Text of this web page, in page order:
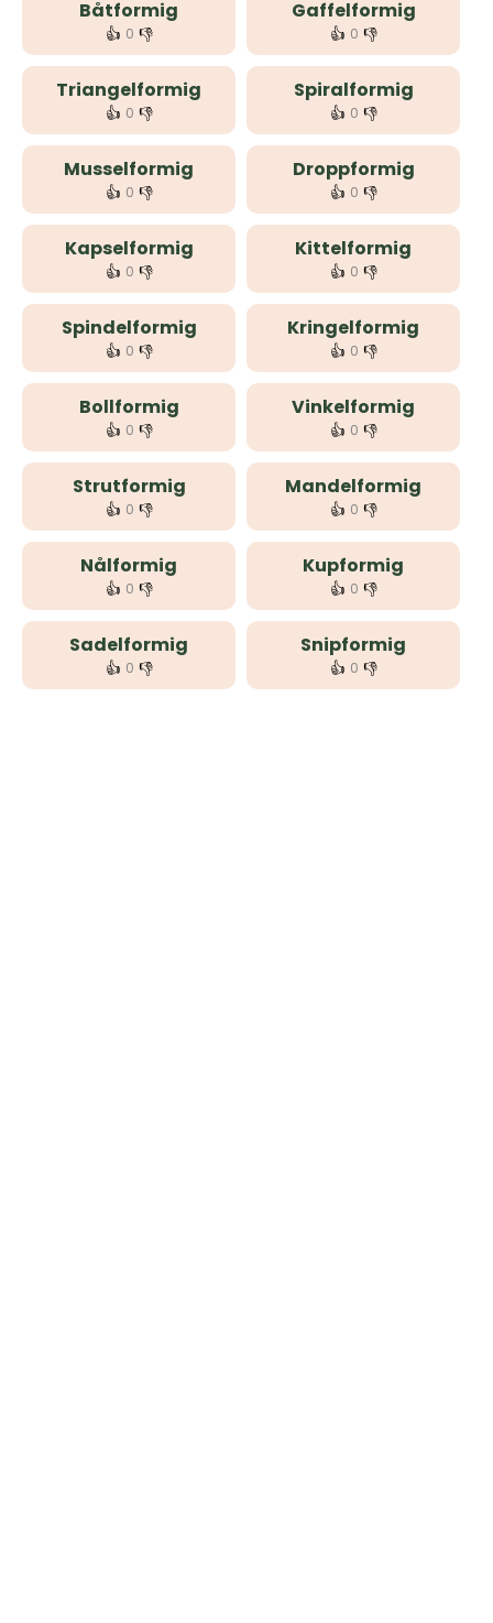
Båtformig
👍 0 👎
Gaffelformig
👍 0 👎
Triangelformig
👍 0 👎
Spiralformig
👍 0 👎
Musselformig
👍 0 👎
Droppformig
👍 0 👎
Kapselformig
👍 0 👎
Kittelformig
👍 0 👎
Spindelformig
👍 0 👎
Kringelformig
👍 0 👎
Bollformig
👍 0 👎
Vinkelformig
👍 0 👎
Strutformig
👍 0 👎
Mandelformig
👍 0 👎
Nålformig
👍 0 👎
Kupformig
👍 0 👎
Sadelformig
👍 0 👎
Snipformig
👍 0 👎